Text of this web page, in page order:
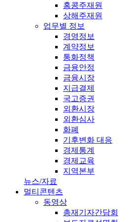
홍콩주재원
상해주재원
업무별 정보
경영정보
계약정보
통화정책
금융안정
금융시장
지급결제
국고증권
외환시장
외환심사
화폐
기후변화 대응
경제통계
경제교육
지역본부
뉴스/자료
멀티콘텐츠
동영상
총재기자간담회